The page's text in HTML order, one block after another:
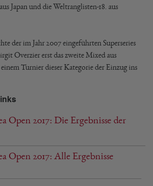
Japan und die Weltranglisten-18. aus
der im Jahr 2007 eingeführten Superseries
Overzier erst das zweite Mixed aus
Turnier dieser Kategorie der Einzug ins
Open 2017: Die Ergebnisse der
Open 2017: Alle Ergebnisse